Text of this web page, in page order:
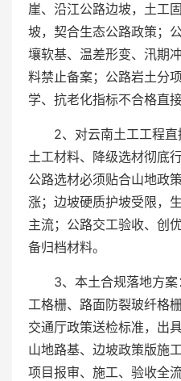
崖、沿江公路边坡，土工
坡，契合生态公路政策；
壤软基、温差形变、汛期
料禁止备案；公路岩土分
学、抗老化指标不合格直接
2、对云南土工工程
土工材料、降级选材彻底
公路选材必须贴合山地政
涨；边坡硬质护坡受限，
主流；公路交工验收、创
备归档材料。
3、本土合规落地方
工格栅、路面防裂玻纤格
交通厅政策送检标准，出
山地路基、边坡政策版施
项目报审、施工、验收全流